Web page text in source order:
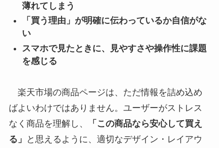
薄れてしまう
「買う理由」が明確に伝わっているか自信がな
い
スマホで見たときに、見やすさや操作性に課題
を感じる
楽天市場の商品ページは、ただ情報を詰め込め
ばよいわけではありません。ユーザーがストレス
なく商品を理解し、
「この商品なら安心して買え
る」
と思えるように、適切なデザイン・レイアウ